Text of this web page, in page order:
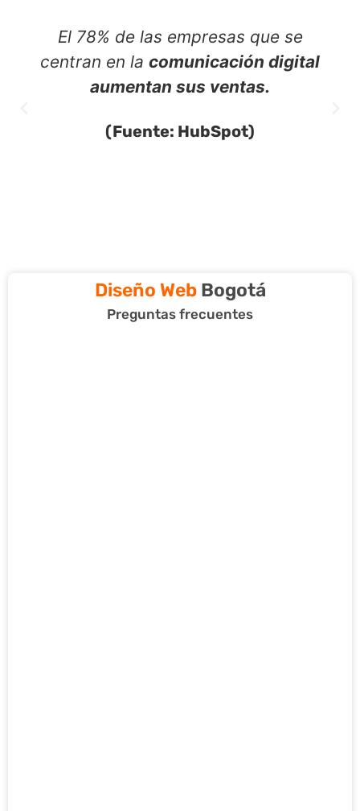
El 78% de las empresas que se
centran en la comunicación digital
aumentan sus ventas.
(Fuente: HubSpot)
Diseño Web Bogotá
Preguntas frecuentes